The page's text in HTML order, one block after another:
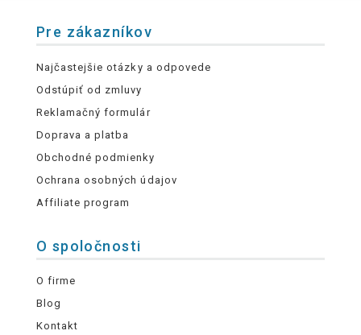
Pre zákazníkov
Najčastejšie otázky a odpovede
Odstúpiť od zmluvy
Reklamačný formulár
Doprava a platba
Obchodné podmienky
Ochrana osobných údajov
Affiliate program
O spoločnosti
O firme
Blog
Kontakt